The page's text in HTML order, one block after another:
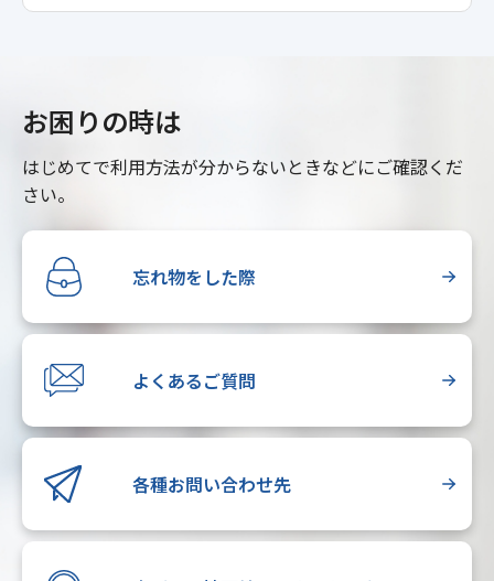
お困りの時は
はじめてで利用方法が分からないときなどにご確認くだ
さい。
忘れ物をした際
よくあるご質問
各種お問い合わせ先